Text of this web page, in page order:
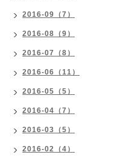
2016-09（7）
2016-08（9）
2016-07（8）
2016-06（11）
2016-05（5）
2016-04（7）
2016-03（5）
2016-02（4）